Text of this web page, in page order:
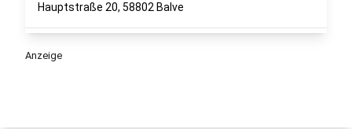
Hauptstraße 20, 58802 Balve
PLUSPUNKT APOTHEKE IM STERN-
Anzeige